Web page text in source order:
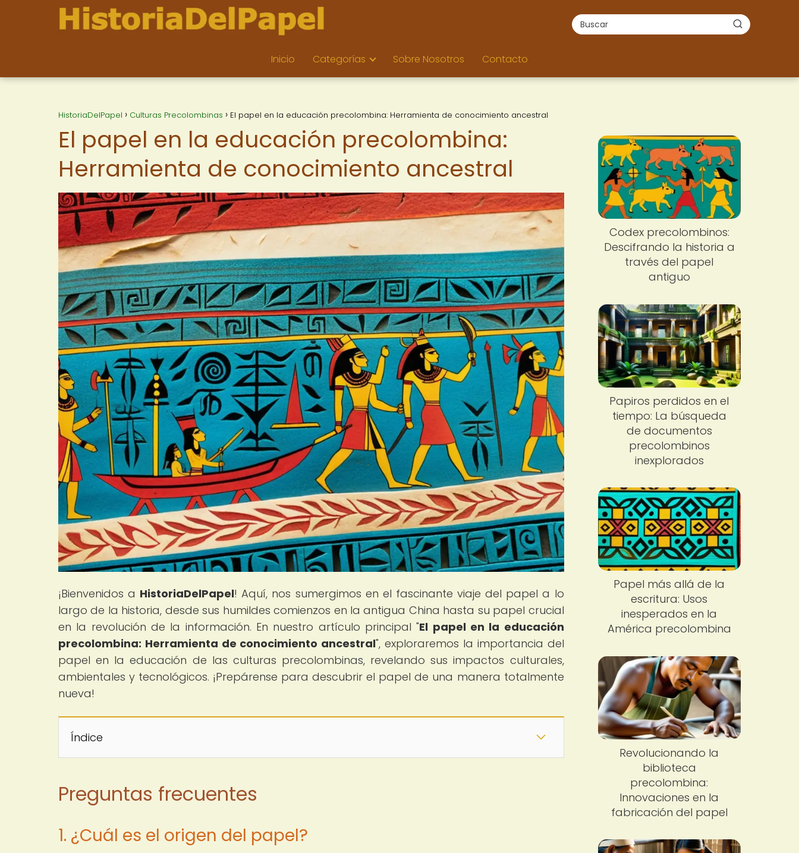
Inicio Categorías Sobre Nosotros Contacto
HistoriaDelPapel Culturas Precolombinas El papel en la educación precolombina: Herramienta de conocimiento ancestral
El papel en la educación precolombina:
Herramienta de conocimiento ancestral
¡Bienvenidos a HistoriaDelPapel! Aquí, nos sumergimos en el fascinante viaje del papel a lo
largo de la historia, desde sus humildes comienzos en la antigua China hasta su papel crucial
en la revolución de la información. En nuestro artículo principal "El papel en la educación
precolombina: Herramienta de conocimiento ancestral", exploraremos la importancia del
papel en la educación de las culturas precolombinas, revelando sus impactos culturales,
ambientales y tecnológicos. ¡Prepárense para descubrir el papel de una manera totalmente
nueva!
Índice
Preguntas frecuentes
1. ¿Cuál es el origen del papel?
Codex precolombinos:
Descifrando la historia a
través del papel
antiguo
Papiros perdidos en el
tiempo: La búsqueda
de documentos
precolombinos
inexplorados
Papel más allá de la
escritura: Usos
inesperados en la
América precolombina
Revolucionando la
biblioteca
precolombina:
Innovaciones en la
fabricación del papel